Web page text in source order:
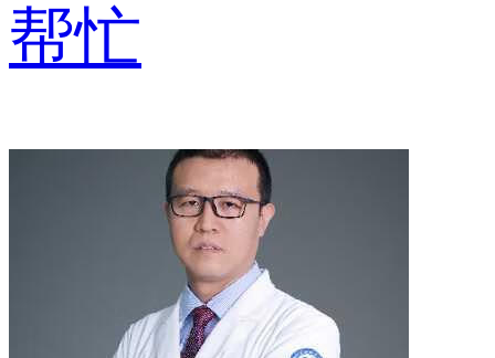
帮忙